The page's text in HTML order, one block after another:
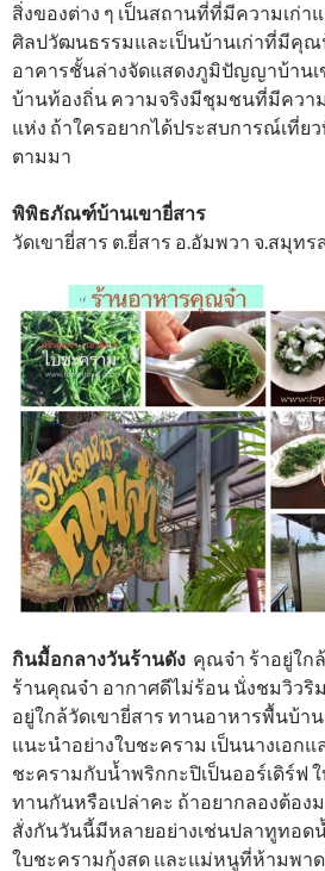
สิ่งของต่าง ๆ เป็นสถานที่ที่มีความเก่า
ศิลปวัฒนธรรมและเป็นบ้านเก่าที่มีคุ
อาคารชั้นล่างจัดแสดงภูมิปัญญาบ้าน
บ้านท้องถิ่น ความจริงมีชุมชนที่มีควา
แห่ง ถ้าใครอยากได้ประสบการณ์เที่ย
ตามมา
พิพิธภัณฑ์บ้านเขายี่สาร
วัดเขายี่สาร ต.ยี่สาร อ.อัมพวา จ.สมุทร
กินมื้อกลางวันร้านดัง คุณจ๋า ร้าอยู่ใ
ร้านคุณจ๋า อากาศดีไม่ร้อน นั่งชมวิวริ
อยู่ใกล้วัดเขายี่สาร ทานอาหารพื้นบ้า
แนะนำอย่างใบชะคราม เป็นนางเอก
ชะครามกับน้ำพริกกะปิเป็นออร์เดิร์ฟ
ทานกันหรือเปล่าคะ ถ้าอยากลองต้อง
สั่งกันวันนี้มีหลายอย่างเช่นปลาทูทอด
ใบชะครามกุ้งสด และแม่หนูที่ห้ามพา